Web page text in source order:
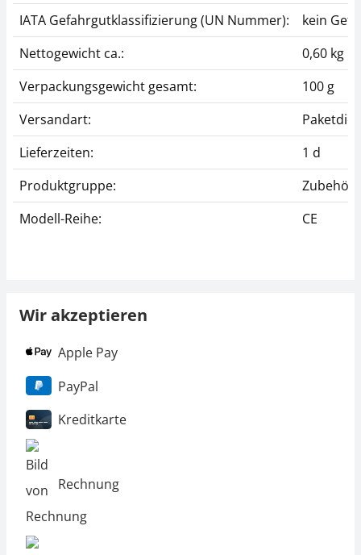
IATA Gefahrgutklassifizierung (UN Nummer):
kein
Nettogewicht ca.:
0,60 kg
Verpackungsgewicht gesamt:
100 g
Versandart:
Lieferzeiten:
1 d
Produktgruppe:
Zubehör
Modell-Reihe:
CE
Wir akzeptieren
Apple Pay
PayPal
Kreditkarte
Rechnung